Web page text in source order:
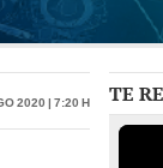
2020 | 7:20 h TE